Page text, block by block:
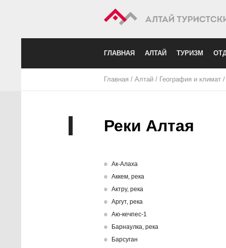
ГЛАВНАЯ АЛТАЙ ТУРИЗМ
Главная / Алтай/ География и климат/
Реки Алтая
Ак-Алаха
Аккем, река
Актру, река
Аргут, река
Аю-кечпес-1
Барнаулка, река
Барсуган